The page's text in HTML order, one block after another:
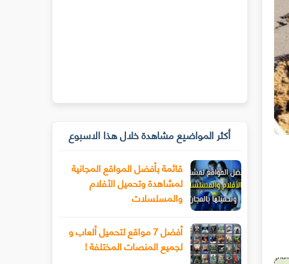
أكثر المواضيع مشاهدة خلال هذا الاسبوع
قائمة بأفضل المواقع المجانية
لمشاهدة وتحميل الأفلام
والمسلسلات
أفضل 7 مواقع لتحميل ألعاب و
لجميع المنصات المختلفة !